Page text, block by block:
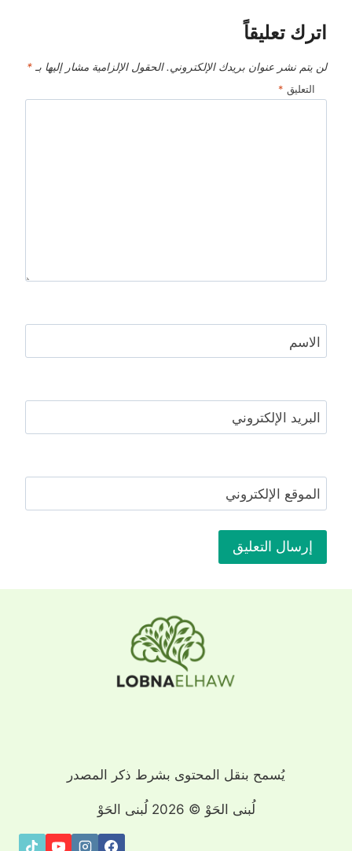
اترك تعليقاً
لن يتم نشر عنوان بريدك الإلكتروني. الحقول الإلزامية مشار إليها بـ *
التعليق *
الاسم
البريد الإلكتروني
الموقع الإلكتروني
يُسمح بنقل المحتوى بشرط ذكر المصدر
لُبنى الحَوْ © 2026 لُبنى الحَوْ